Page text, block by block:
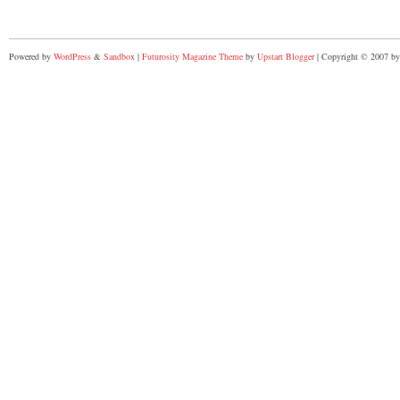
Powered by WordPress & Sandbox | Futurosity Magazine Theme by Upstart Blogger| Copyright © 2007 by